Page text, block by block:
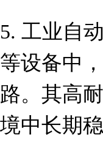
5. 工业自
等设备中
路。其高
境中长期